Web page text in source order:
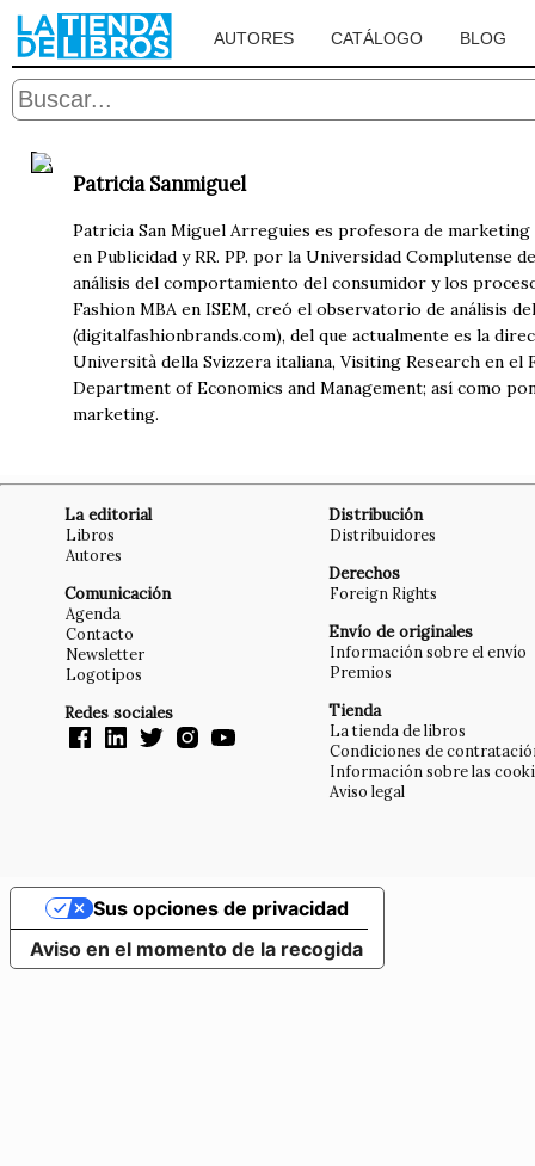
AUTORES CATÁLOGO BLOG
Patricia Sanmiguel
Patricia San Miguel Arreguies es profesora de marketing
en Publicidad y RR. PP. por la Universidad Complutense
análisis del comportamiento del consumidor y los
Fashion MBA en ISEM, creó el observatorio de análisis
(digitalfashionbrands.com), del que actualmente es la
Università della Svizzera italiana, Visiting Research en
Department of Economics and Management; así como
marketing.
La editorial
Libros
Autores
Comunicación
Agenda
Contacto
Newsletter
Logotipos
Redes sociales
Distribución
Distribuidores
Derechos
Foreign Rights
Envío de originales
Información sobre el envío
Premios
Tienda
La tienda de libros
Condiciones de
Información sobre las
Aviso legal
Aviso en el momento de la recogida
Sus opciones de privacidad